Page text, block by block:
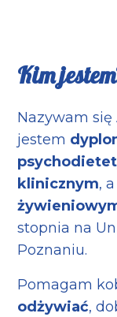
Kim
Nazywam
jestem
klinicznym,
stopnia na
Poznaniu.
Pomagam
odżywiać,